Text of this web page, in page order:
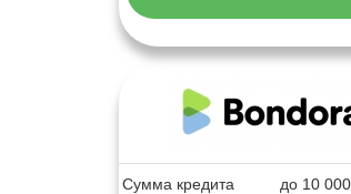
Сумма кредита до 10 000